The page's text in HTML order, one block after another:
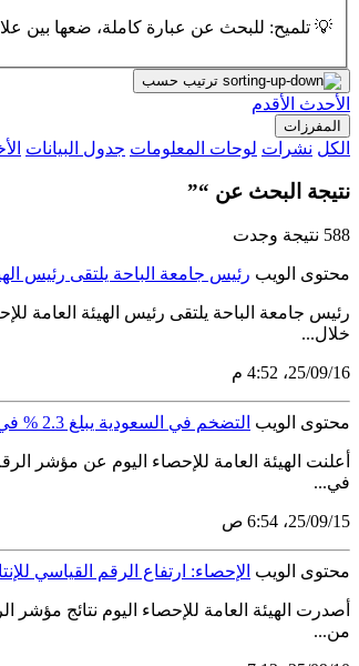
💡 تلميح: للبحث عن عبارة كاملة، ضعها بين
ترتيب حسب
الأحدث الأقدم
المفرزات
الكل نشرات لوحات المعلومات جدول البيانات
نتيجة البحث عن “”
588 نتيجة وجدت
محتوى الويب رئيس جامعة الباحة يلتقى رئيس
رئيس جامعة الباحة يلتقى رئيس الهيئة العامة
خلال...
16‏/09‏/25، 4:52 م
محتوى الويب التضخم في السعودية يبلغ 2.3 % في شهر أغسطس 2025 م وفقًا للمنهجية المحدثة
في...
15‏/09‏/25، 6:54 ص
محتوى الويب الإحصاء: ارتفاع الرقم القياسي للإنتاج
من...